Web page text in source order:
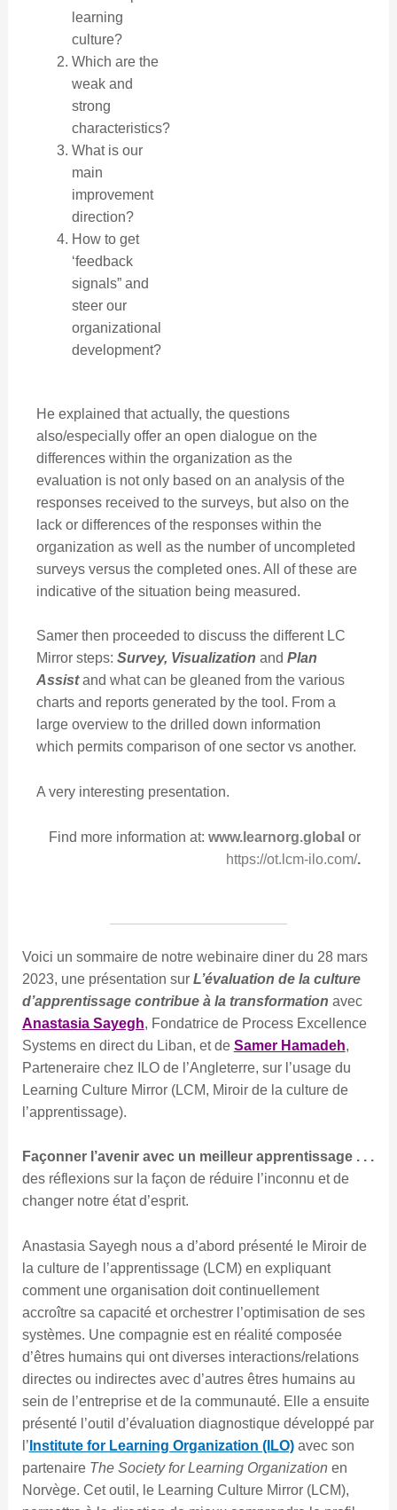
learning
culture?
Which are the
weak and
strong
characteristics?
What is our
main
improvement
direction?
How to get
‘feedback
signals” and
steer our
organizational
development?
He explained that actually, the questions
also/especially offer an open dialogue on the
differences within the organization as the
evaluation is not only based on an analysis of the
responses received to the surveys, but also on the
lack or differences of the responses within the
organization as well as the number of uncompleted
surveys versus the completed ones. All of these are
indicative of the situation being measured.
Samer then proceeded to discuss the different LC
Mirror steps: Survey, Visualization and Plan
Assistand what can be gleaned from the various
charts and reports generated by the tool. From a
large overview to the drilled down information
which permits comparison of one sector vs another.
A very interesting presentation.
Find more information at: www.learnorg.global or
https://ot.lcm-ilo.com/.
Voici un sommaire de notre webinaire diner du 28 mars
2023, une présentation sur L’évaluation de la culture
d’apprentissage contribue à la transformation avec
Anastasia Sayegh, Fondatrice de Process Excellence
Systems en direct du Liban, et de Samer Hamadeh,
Parteneraire chez ILO de l’Angleterre, sur l’usage du
Learning Culture Mirror (LCM, Miroir de la culture de
l’apprentissage).
Façonner l’avenir avec un meilleur apprentissage . . .
des réflexions sur la façon de réduire l’inconnu et de
changer notre état d’esprit.
Anastasia Sayegh nous a d’abord présenté le Miroir de
la culture de l’apprentissage (LCM) en expliquant
comment une organisation doit continuellement
accroître sa capacité et orchestrer l’optimisation de ses
systèmes. Une compagnie est en réalité composée
d’êtres humains qui ont diverses interactions/relations
directes ou indirectes avec d’autres êtres humains au
sein de l’entreprise et de la communauté. Elle a ensuite
présenté l’outil d’évaluation diagnostique développé par
l’ Institute for Learning Organization (ILO)avec son
partenaire The Society for Learning Organizationen
Norvège. Cet outil, le Learning Culture Mirror (LCM),